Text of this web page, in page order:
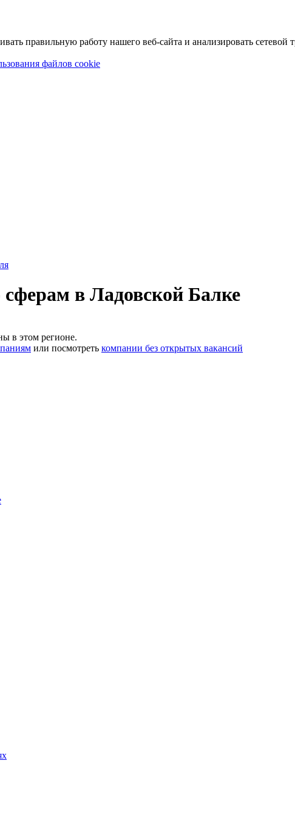
правильную работу нашего веб-сайта и анализировать сетевой
файлов cookie
в Ладовской Балке
в этом регионе.
или посмотреть компании без открытых вакансий